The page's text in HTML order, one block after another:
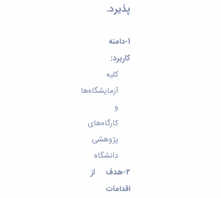
پذیرد.
1-دامنه
کاربرد:
کلیه
آزمایشگاه‌ها
و
کارگاه‌های
پژوهشی
دانشگاه
2-هدف از
اقدامات